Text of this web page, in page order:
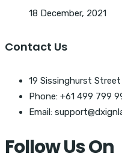
18 December, 2021
Contact Us
19 Sissinghurst
Phone: +61 499 799
Email:
Follow Us On